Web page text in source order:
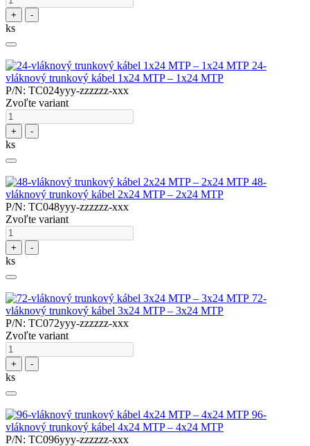
+ -
ks
24-
vláknový trunkový kábel 1x24 MTP – 1x24 MTP
P/N: TC024yyy-zzzzzz-xxx
Zvoľte variant
+ -
ks
48-
vláknový trunkový kábel 2x24 MTP – 2x24 MTP
P/N: TC048yyy-zzzzzz-xxx
Zvoľte variant
+ -
ks
72-
vláknový trunkový kábel 3x24 MTP – 3x24 MTP
P/N: TC072yyy-zzzzzz-xxx
Zvoľte variant
+ -
ks
96-
vláknový trunkový kábel 4x24 MTP – 4x24 MTP
P/N: TC096yyy-zzzzzz-xxx